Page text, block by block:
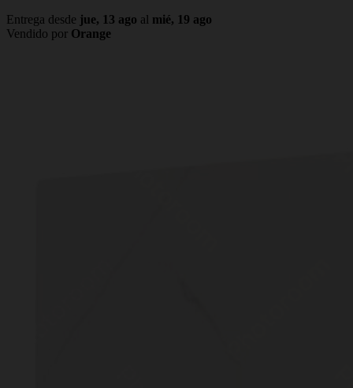
Entrega desde jue, 13 ago al mié, 19 ago
Vendido por Orange